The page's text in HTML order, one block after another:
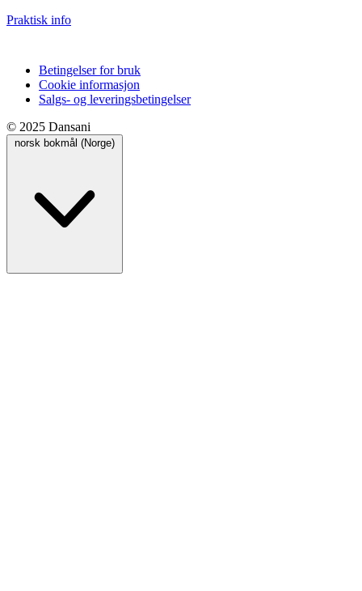
Praktisk info
Betingelser for bruk
Cookie informasjon
Salgs- og leveringsbetingelser
© 2025 Dansani
norsk bokmål (Norge)